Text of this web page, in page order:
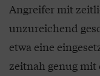
Angreifer mit
unzureichend
etwa eine
zeitnah genug